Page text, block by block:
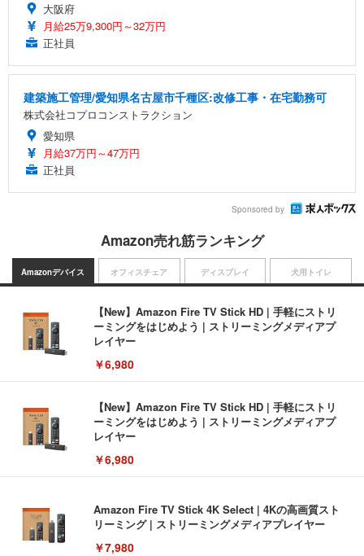
大阪府
月給25万9,300円～32万円
正社員
建築施工管理/愛知県名古屋市千種区:改修工事・在宅勤務可
株式会社コプロコンストラクション
愛知県
月給37万円～47万円
正社員
Sponsored by
Amazon売れ筋ランキング
Amazonデバイス
【New】Amazon Fire TV Stick HD | 手軽にストリ
ーミングをはじめよう | ストリーミングメディアプ
レイヤー
￥6,980
【New】Amazon Fire TV Stick HD | 手軽にストリ
ーミングをはじめよう | ストリーミングメディアプ
レイヤー
￥6,980
Amazon Fire TV Stick 4K Select | 4Kの高画質スト
リーミング | ストリーミングメディアプレイヤー
￥7,980
オフィスチェア ディスプレイ 犬用トイレ